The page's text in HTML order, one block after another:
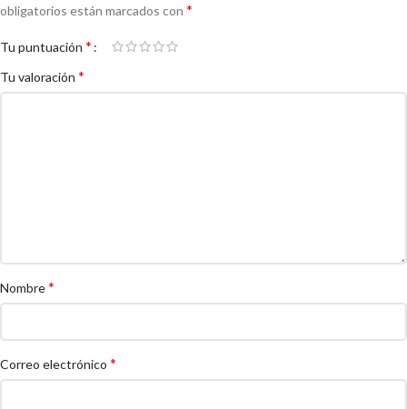
obligatorios están marcados con *
Tu puntuación *
Tu valoración *
Nombre*
Correo electrónico *